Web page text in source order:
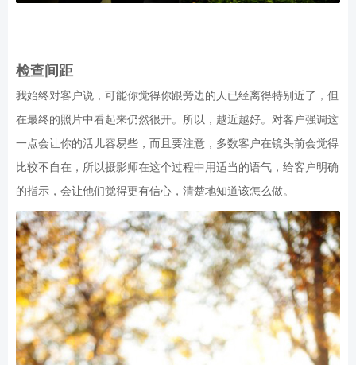
检查间距
我始终对客户说，可能你觉得你跟旁边的人已经离得特别近了，但
在最终的照片中看起来仍然很开。所以，越近越好。对客户强调这
一点会让你的活儿容易些，而且要注意，多数客户在镜头前会觉得
比较不自在，所以摄影师在这个过程中用适当的语气，给客户明确
的指示，会让他们觉得更有信心，清楚地知道该怎么做。